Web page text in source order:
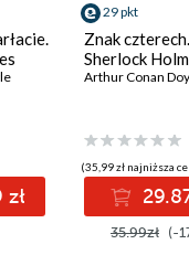
zł
29 pkt
Znak czterech.
Sherlock
Arthur Conan
(35,99 zł najniższa
35.99zł (-